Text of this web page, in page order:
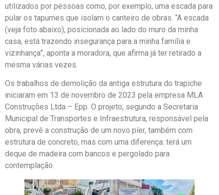
utilizados por pessoas como, por exemplo, uma escada para
pular os tapumes que isolam o canteiro de obras. “A escada
(veja foto abaixo), posicionada ao lado do muro da minha
casa, está trazendo insegurança para a minha família e
vizinhança”, aponta a moradora, que afirma já ter retirado a
mesma várias vezes.
Os trabalhos de demolição da antiga estrutura do trapiche
iniciaram em 13 de novembro de 2023 pela empresa MLA
Construções Ltda – Epp. O projeto, segundo a Secretaria
Municipal de Transportes e Infraestrutura, responsável pela
obra, prevê a construção de um novo píer, também com
estrutura de concreto, mas com uma diferença: terá um
deque de madeira com bancos e pergolado para
contemplação.